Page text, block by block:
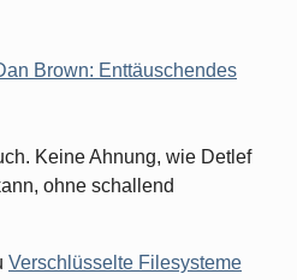
Brown: Enttäuschendes
Keine Ahnung, wie Detlef
ohne schallend
Verschlüsselte Filesysteme